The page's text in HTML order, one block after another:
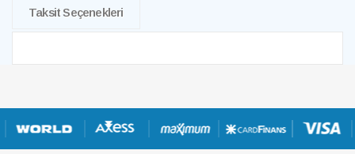
Taksit Seçenekleri